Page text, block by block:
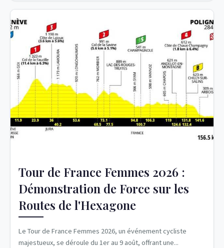
Tour de France Femmes 2026 :
Démonstration de Force sur les
Routes de l'Hexagone
Le Tour de France Femmes 2026, un événement cycliste
majestueux, se déroule du 1er au 9 août, offrant une...